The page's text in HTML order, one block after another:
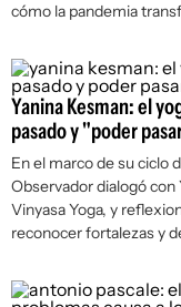
cómo la pandemia
Yanina Kesman: el
pasado y "poder
En el marco de su ciclo
Observadordialogó con
Vinyasa Yoga, y
reconocer fortalezas y